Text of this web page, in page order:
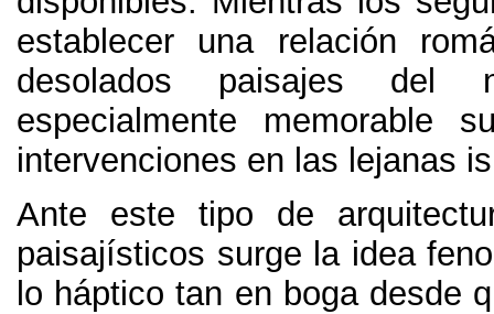
establecer una relación
desolados paisajes del
especialmente memorable
intervenciones en las lejanas
Ante este tipo de
paisajísticos surge la idea
lo háptico tan en boga desde